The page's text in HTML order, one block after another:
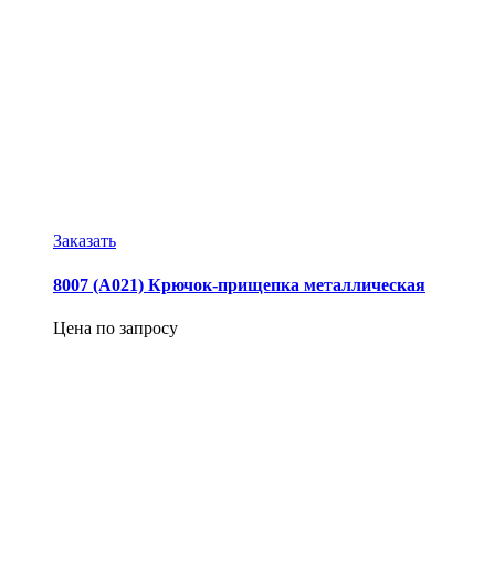
Заказать
8007 (А021) Крючок-прищепка металлическая
Цена по запросу